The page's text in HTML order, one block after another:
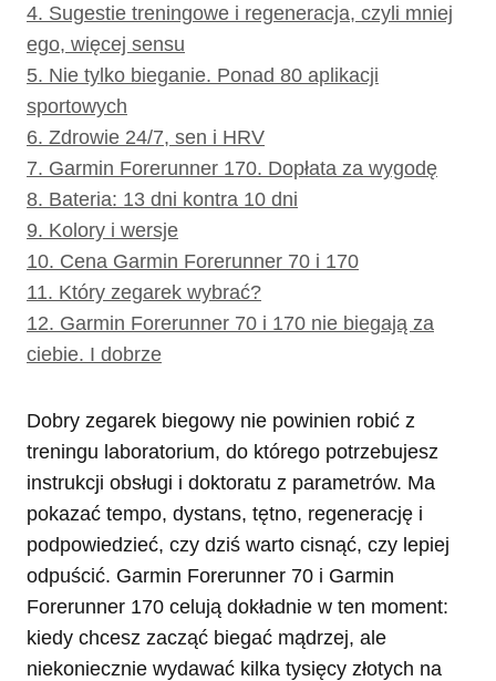
4. Sugestie treningowe i regeneracja, czyli mniej
ego, więcej sensu
5. Nie tylko bieganie. Ponad 80 aplikacji
sportowych
6. Zdrowie 24/7, sen i HRV
7. Garmin Forerunner 170. Dopłata za wygodę
8. Bateria: 13 dni kontra 10 dni
9. Kolory i wersje
10. Cena Garmin Forerunner 70 i 170
11. Który zegarek wybrać?
12. Garmin Forerunner 70 i 170 nie biegają za
ciebie. I dobrze
Dobry zegarek biegowy nie powinien robić z
treningu laboratorium, do którego potrzebujesz
instrukcji obsługi i doktoratu z parametrów. Ma
pokazać tempo, dystans, tętno, regenerację i
podpowiedzieć, czy dziś warto cisnąć, czy lepiej
odpuścić. Garmin Forerunner 70 i Garmin
Forerunner 170 celują dokładnie w ten moment:
kiedy chcesz zacząć biegać mądrzej, ale
niekoniecznie wydawać kilka tysięcy złotych na